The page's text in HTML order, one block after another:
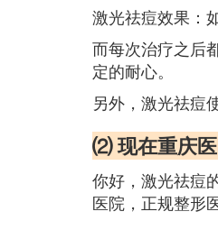
激光祛痘效果：
而每次治疗之后
定的耐心。
另外，激光祛痘
⑵ 现在重庆
你好，激光祛痘
医院，正规整形